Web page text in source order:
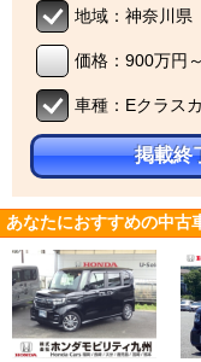
地域：神奈川県
価格：900万円～
車種：Eクラス
掲載終
あなたにおすすめの中古